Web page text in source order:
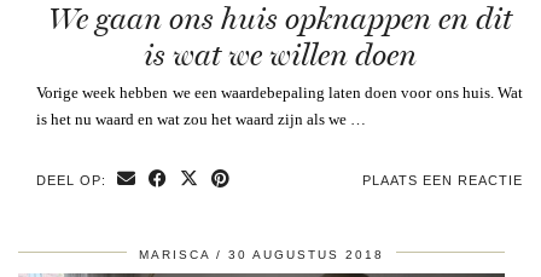
We gaan ons huis opknappen en dit
is wat we willen doen
Vorige week hebben we een waardebepaling laten doen voor ons huis. Wat
is het nu waard en wat zou het waard zijn als we …
DEEL OP: PLAATS EEN REACTIE
MARISCA 30 AUGUSTUS 2018